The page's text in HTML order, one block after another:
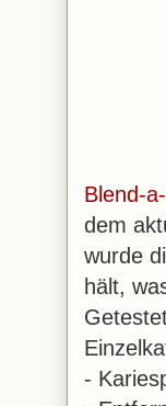
Blend-
dem
wurde
hält,
-